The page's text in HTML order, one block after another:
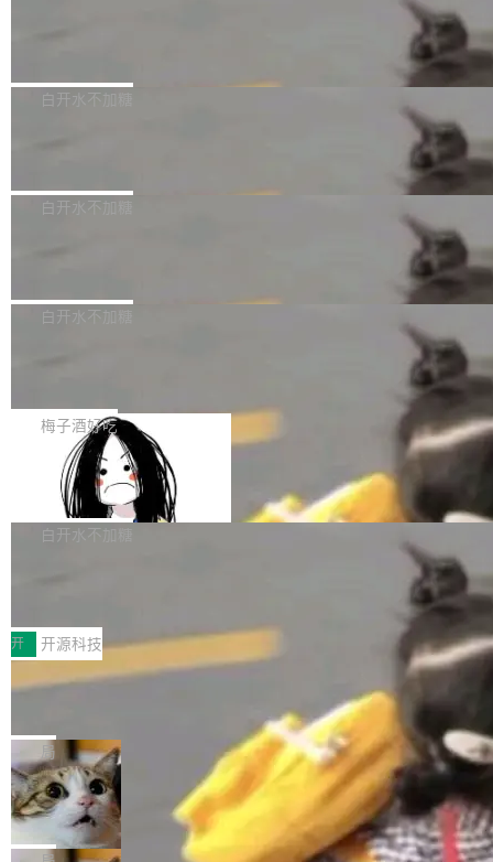
不得生成涉及安全性的关键变更，除非作者本身
36个月。 公告显示，本次宇树科技战略配售对
员工参与设立的专项资产管理计划。其中，Dee
获配9...
Bug fixes and enhancements 修复多次传递同
一个回归问题，该问题导致拉取镜像时会拒绝包
题，该问题可能导致在旧版 Linux 内核...
白开水不加糖
e 孵化器项目管理委员会（IPMC）投票中获得
P）！这一里程碑不仅标志着 Fluss 迈入新的发
白开水不加糖
长期停止内容更新，未能实现其作为“AI版维基百
提交的编辑请求也长期处于待处理状态。 Groki
pedia 于去年底上线，定位为由人工智能生成内
容的百科平台，被马斯克视为传统众包百科网站
维基百科的替代方案。Lawfare 调查发现，无论
热门页面还是低关注度页面，均未出现近期更
白开水不加糖
是这样的：配 MessageSource 的 Bean、写 R
eloadableResourceBundleMessageSource、
声明 LocaleResolver、注册 LocaleChangeInt
erceptor…五六步之后才能看到第一行翻译文
本。 Solon 换了个方式。整个 i18n 模块围绕三
梅子酒好吃
Apache Doris 4.1 全面增强 Iceberg：
支持 UPDATE、MERGE INTO 与 Iceb
erg V3
Apache Doris 4.1 要补齐的，正是缺失的那一
半。在已有查询能力的基础上，Doris 进一步支
常维护操作，并完整支持 Iceberg V3 格式。
白开水不加糖
村国家自主创新示范区会议中心开幕。本届大会
由中关村智联软件服务业质量创新联盟主办，以
“智构可信·质创未来——AI原生时代的质量新范
式”为主题，直面AI从实验室走向规模化产业落地
的核心质量命题。会上，《2026智能研发生产力
工具选型手册》发布，Testin云测的Testin XAge
nt智能测试系统入选AI测试领域代表产品。对CI
O而言，这提示了一个转变：AI测试正在从效率
工具升级为企业的质量基础设施。 CIO面对的新
开 开源科技
让非法状态不可表示：一篇关于 ADT
有一种东西，一旦用过就回不去了。Alex Fedos
eev 管它叫"软件设计的基石"。 他说的东西不新
鲜——代数数据类型（ADT），尤其是和类型
（sum type）。但他说清楚了一件事：这不是类
型系统的学术体操，是日常编码的思维方式。 文
章从一个简单的例子切入。一个网站的深色主题
局
Cloudflare 开源内部企业 AI 平台 Clou
dflare OS
Cloudflare 发布了一个开源项目 Cloudflare O
S。如果你只看官方博客，你会觉得这是又一